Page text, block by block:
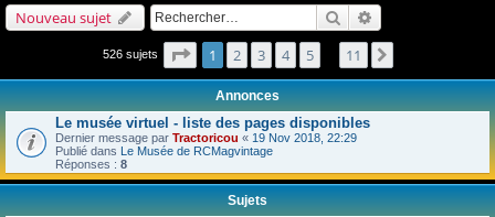
c
Nouveau sujet Rechercher
526 sujets Page sur11
1 2 3 4 5 11
Annonces
Le musée virtuel - liste des pages disponibles
Dernier message par Tractoricou « 19 Nov 2018, 22:29
Publié dans Le Musée de RCMagvintage
Réponses : 8
Sujets